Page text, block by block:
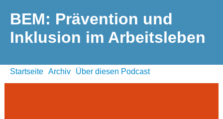
BEM: Prävention und
Inklusion im Arbeitsleben
Startseite Archiv Über diesen Podcast